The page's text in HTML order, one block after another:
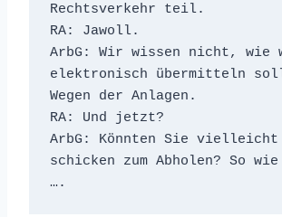
Rechtsverkehr teil.
RA: Jawoll.
ArbG: Wir wissen nicht, wie
elektronisch übermitteln
Wegen der Anlagen.
RA: Und jetzt?
ArbG: Könnten Sie vielleicht
schicken zum Abholen? So
….